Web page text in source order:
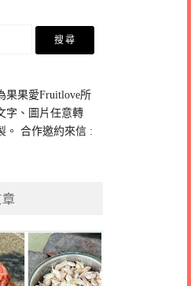
果果愛Fruitlove所
字、圖片任意轉
。 合作邀約來信 :